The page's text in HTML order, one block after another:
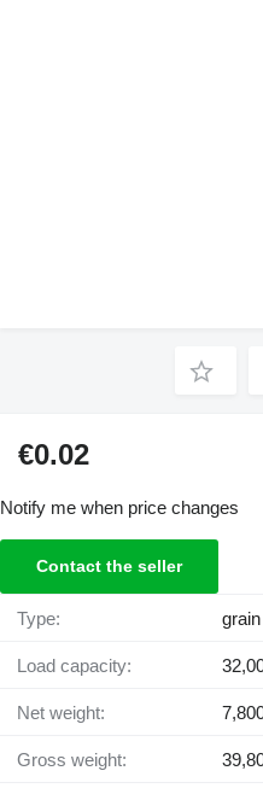
€0.02
Notify me when price changes
Contact the seller
Type:
Load capacity:
Net weight:
Gross weight: